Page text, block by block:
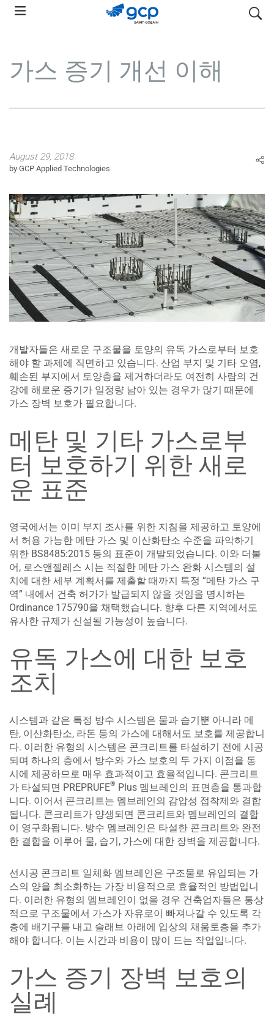
Skip
search
가스 증기 개선 이해
August 29, 2018
by GCP Applied Technologies
개발자들은 새로운 구조물을 토양의 유독 가스로부터 보호
해야 할 과제에 직면하고 있습니다. 산업 부지 및 기타 오염,
훼손된 부지에서 토양층을 제거하더라도 여전히 사람의 건
강에 해로운 증기가 일정량 남아 있는 경우가 많기 때문에
가스 장벽 보호가 필요합니다.
메탄 및 기타 가스로부
터 보호하기 위한 새로
운 표준
영국에서는 이미 부지 조사를 위한 지침을 제공하고 토양에
서 허용 가능한 메탄 가스 및 이산화탄소 수준을 파악하기
위한 BS8485:2015 등의 표준이 개발되었습니다. 이와 더불
어, 로스앤젤레스 시는 적절한 메탄 가스 완화 시스템의 설
치에 대한 세부 계획서를 제출할 때까지 특정 “메탄 가스 구
역” 내에서 건축 허가가 발급되지 않을 것임을 명시하는
Ordinance 175790을 채택했습니다. 향후 다른 지역에서도
유사한 규제가 신설될 가능성이 높습니다.
유독 가스에 대한 보호
조치
시스템과 같은 특정 방수 시스템은 물과 습기뿐 아니라 메
탄, 이산화탄소, 라돈 등의 가스에 대해서도 보호를 제공합니
다. 이러한 유형의 시스템은 콘크리트를 타설하기 전에 시공
되며 하나의 층에서 방수와 가스 보호의 두 가지 이점을 동
시에 제공하므로 매우 효과적이고 효율적입니다. 콘크리트
가 타설되면 PREPRUFE® Plus 멤브레인의 표면층을 통과합
니다. 이어서 콘크리트는 멤브레인의 감압성 접착제와 결합
됩니다. 콘크리트가 양생되면 콘크리트와 멤브레인의 결합
이 영구화됩니다. 방수 멤브레인은 타설한 콘크리트와 완전
한 결합을 이루어 물, 습기, 가스에 대한 장벽을 제공합니다.
선시공 콘크리트 일체화 멤브레인은 구조물로 유입되는 가
스의 양을 최소화하는 가장 비용적으로 효율적인 방법입니
다. 이러한 유형의 멤브레인이 없을 경우 건축업자들은 통상
적으로 구조물에서 가스가 자유로이 빠져나갈 수 있도록 각
층에 배기구를 내고 슬래브 아래에 입상의 채움토층을 추가
해야 합니다. 이는 시간과 비용이 많이 드는 작업입니다.
가스 증기 장벽 보호의
실례